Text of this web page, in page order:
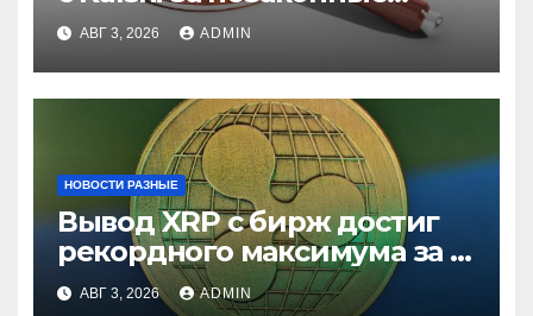
ставки
АВГ 3, 2026 ADMIN
НОВОСТИ РАЗНЫЕ
Вывод XRP с бирж достиг
рекордного максимума за 5
летАВГ 3, 2026 ADMIN